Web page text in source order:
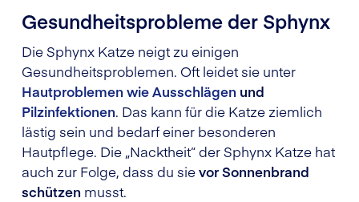
Gesundheitsprobleme der Sphynx
Die Sphynx Katze neigt zu einigen
Gesundheitsproblemen. Oft leidet sie unter
Hautproblemen wie Ausschlägen und
Pilzinfektionen. Das kann für die Katze ziemlich
lästig sein und bedarf einer besonderen
Hautpflege. Die „Nacktheit“ der Sphynx Katze hat
auch zur Folge, dass du sievor Sonnenbrand
schützen musst.